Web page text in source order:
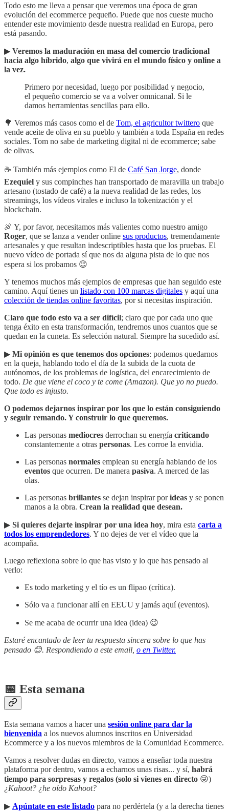
Todo esto me lleva a pensar que veremos una época de gran
evolución del ecommerce pequeño. Puede que nos cueste mucho
entender este movimiento desde nuestra realidad en Europa, pero
está pasando.
▶︎ Veremos la maduración en masa del comercio tradicional
hacia algo híbrido, algo que vivirá en el mundo físico y online a
la vez.
Primero por necesidad, luego por posibilidad y negocio,
el pequeño comercio se va a volver omnicanal. Si le
damos herramientas sencillas para ello.
🌳 Veremos más casos como el de Tom, el agricultor twittero que
vende aceite de oliva en su pueblo y también a toda España en redes
sociales. Tom no sabe de marketing digital ni de ecommerce; sabe
de olivas.
☕️ También más ejemplos como El de Café San Jorge, donde
Ezequiel y sus compinches han transportado de maravilla un trabajo
artesano (tostado de café) a la nueva realidad de las redes, los
streamings, los vídeos virales e incluso la tokenización y el
blockchain.
🍖 Y, por favor, necesitamos más valientes como nuestro amigo
Roger, que se lanza a vender online sus productos, tremendamente
artesanales y que resultan indescriptibles hasta que los pruebas. El
nuevo vídeo de portada sí que nos da alguna pista de lo que nos
espera si los probamos 😉
Y tenemos muchos más ejemplos de empresas que han seguido este
camino. Aquí tienes un listado con 100 marcas digitales y aquí una
colección de tiendas online favoritas, por si necesitas inspiración.
Claro que todo esto va a ser difícil; claro que por cada uno que
tenga éxito en esta transformación, tendremos unos cuantos que se
quedan en la cuneta. Es selección natural. Siempre ha sucedido así.
▶︎ Mi opinión es que tenemos dos opciones: podemos quedarnos
en la queja, hablando todo el día de la subida de la cuota de
autónomos, de los problemas de logística, del encarecimiento de
todo. De que viene el coco y te come (Amazon). Que yo no puedo.
Que todo es injusto.
O podemos dejarnos inspirar por los que lo están consiguiendo
y seguir remando. Y construir lo que queremos.
Las personas mediocres derrochan su energía criticando
constantemente a otras personas. Les corroe la envidia.
Las personas normales emplean su energía hablando de los
eventos que ocurren. De manera pasiva. A merced de las
olas.
Las personas brillantes se dejan inspirar porideas y se ponen
manos a la obra. Crean la realidad que desean.
▶︎ Si quieres dejarte inspirar por una idea hoy, mira esta carta a
todos los emprendedores. Y no dejes de ver el vídeo que la
acompaña.
Luego reflexiona sobre lo que has visto y lo que has pensado al
verlo:
Es todo marketing y el tío es un flipao (crítica).
Sólo va a funcionar allí en EEUU y jamás aquí (eventos).
Se me acaba de ocurrir una idea (idea) 😉
Estaré encantado de leer tu respuesta sincera sobre lo que has
pensado 😊. Respondiendo a este email, o en Twitter.
📅 Esta semana
Esta semana vamos a hacer una sesión online para dar la
bienvenida a los nuevos alumnos inscritos en Universidad
Ecommerce y a los nuevos miembros de la Comunidad Ecommerce.
Vamos a resolver dudas en directo, vamos a enseñar toda nuestra
plataforma por dentro, vamos a echarnos unas risas... y sí, habrá
tiempo para sorpresas y regalos (solo si vienes en directo 😜)
¿Kahoot? ¿he oído Kahoot?
▶︎ Apúntate en este listado para no perdértela (y a la derecha tienes